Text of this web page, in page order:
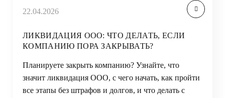
22.04.2026
ЛИКВИДАЦИЯ ООО: ЧТО ДЕЛАТЬ, ЕСЛИ
КОМПАНИЮ ПОРА ЗАКРЫВАТЬ?
Планируете закрыть компанию? Узнайте, что
значит ликвидация ООО, с чего начать, как пройти
все этапы без штрафов и долгов, и что делать с